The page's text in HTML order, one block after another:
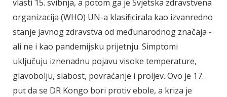
vlasti 15. svibnja, a potom ga je Svjetska zdravstvena
organizacija (WHO) UN-a klasificirala kao izvanredno
stanje javnog zdravstva od međunarodnog značaja -
ali ne i kao pandemijsku prijetnju. Simptomi
uključuju iznenadnu pojavu visoke temperature,
glavobolju, slabost, povraćanje i proljev. Ovo je 17.
put da se DR Kongo bori protiv ebole, a kriza je